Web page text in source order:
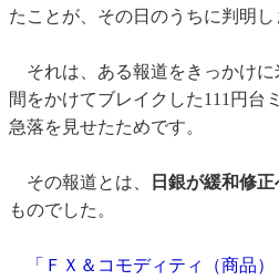
たことが、その日のうちに判明し
それは、ある報道をきっかけに
間をかけてブレイクした111円台
急落を見せたためです。
その報道とは、 日銀が緩和修
ものでした。
「ＦＸ＆コモディティ（商品）